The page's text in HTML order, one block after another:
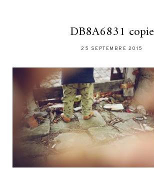
DB8A6831 copie
25 SEPTEMBRE 2015